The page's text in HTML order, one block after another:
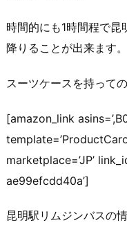
時間的にも1時間程で
降りることが出来ます。
スーツケースを持って
[amazon_link
marketplace=’JP’
ae99efcdd40a’]
昆明駅リムジンバスの